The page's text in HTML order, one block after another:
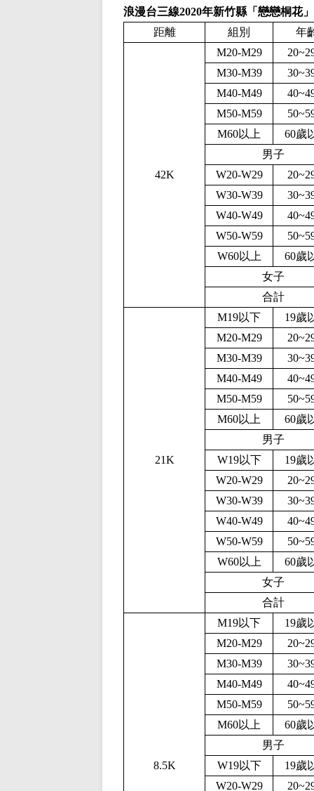
浪漫台三線2020年新竹縣「戀戀桐花
距離
組別 年
42K
M20-M29
M30-M39
M40-M49
M50-M59
M60以上
60歲
男子
W20-W29
W30-W39
W40-W49
W50-W59
W60以上
60歲
女子
合計
21K
M19以下
19歲
M20-M29
M30-M39
M40-M49
M50-M59
M60以上
60歲
男子
W19以下
19歲
W20-W29
W30-W39
W40-W49
W50-W59
W60以上
60歲
女子
合計
8.5K
M19以下
19歲
M20-M29
M30-M39
M40-M49
M50-M59
M60以上
60歲
男子
W19以下
19歲
W20-W29